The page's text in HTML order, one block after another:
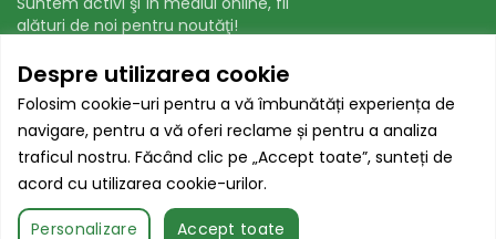
Despre utilizarea cookie
Folosim cookie-uri pentru a vă îmbunătăți experiența de
navigare, pentru a vă oferi reclame și pentru a analiza
traficul nostru. Făcând clic pe „Accept toate”, sunteți de
acord cu utilizarea cookie-urilor.
Personalizare Accept toate
alături de noi pentru noutăţi!
Facebook WhatsApp
AUTORITATEA NAȚIONALĂ PENTRU
PROTECȚIA CONSUMATORILOR
Toate drepturile sunt rezervate.Contactează-ne